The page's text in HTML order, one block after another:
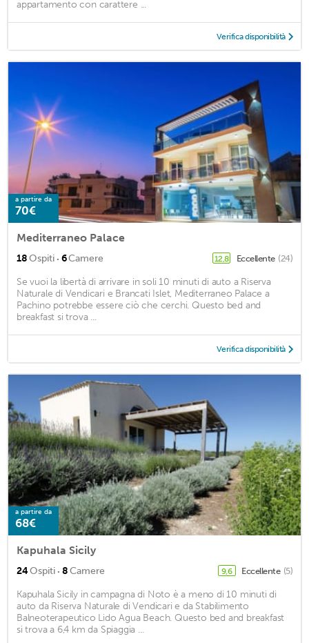
appartamento con carattere ...
Verifica disponibilità
a partire da
70€
Mediterraneo Palace
18Ospiti · 6Camere 12,8 Eccellente (24)
Se vuoi la libertà di arrivare in soli 10 minuti di auto a Riserva
Naturale di Vendicari e Brancati Islet, Mediterraneo Palace a
Pachino potrebbe essere ciò che cerchi. Questo bed and
breakfast si trova ...
Verifica disponibilità
a partire da
68€
Kapuhala Sicily
24Ospiti · 8Camere 9,6 Eccellente (5)
Kapuhala Sicily in campagna di Noto è a meno di 10 minuti di
auto da Riserva Naturale di Vendicari e da Stabilimento
Balneoterapeutico Lido Agua Beach. Questo bed and breakfast
si trova a 6,4 km da Spiaggia ...